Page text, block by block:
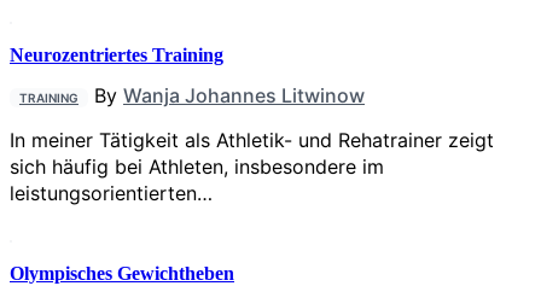
Neurozentriertes Training
TRAINING By Wanja Johannes Litwinow
In meiner Tätigkeit als Athletik- und Rehatrainer zeigt
sich häufig bei Athleten, insbesondere im
leistungsorientierten…
Olympisches Gewichtheben